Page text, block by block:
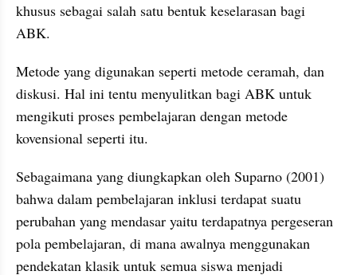
khusus sebagai salah satu bentuk keselarasan bagi
ABK.
Metode yang digunakan seperti metode ceramah, dan
diskusi. Hal ini tentu menyulitkan bagi ABK untuk
mengikuti proses pembelajaran dengan metode
kovensional seperti itu.
Sebagaimana yang diungkapkan oleh Suparno (2001)
bahwa dalam pembelajaran inklusi terdapat suatu
perubahan yang mendasar yaitu terdapatnya pergeseran
pola pembelajaran, di mana awalnya menggunakan
pendekatan klasik untuk semua siswa menjadi